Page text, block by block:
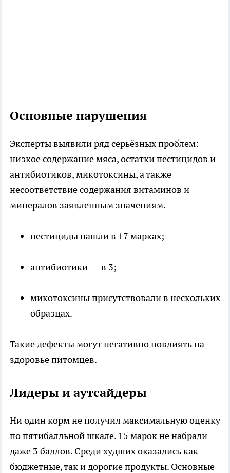
Основные нарушения
Эксперты выявили ряд серьёзных проблем:
низкое содержание мяса, остатки пестицидов и
антибиотиков, микотоксины, а также
несоответствие содержания витаминов и
минералов заявленным значениям.
пестициды нашли в 17 марках;
антибиотики — в 3;
микотоксины присутствовали в нескольких
образцах.
Такие дефекты могут негативно повлиять на
здоровье питомцев.
Лидеры и аутсайдеры
Ни один корм не получил максимальную оценку
по пятибалльной шкале. 15 марок не набрали
даже 3 баллов. Среди худших оказались как
бюджетные, так и дорогие продукты. Основные